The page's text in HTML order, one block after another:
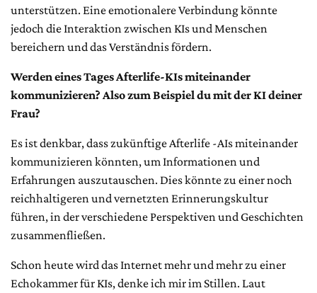
unterstützen. Eine emotionalere Verbindung könnte
jedoch die Interaktion zwischen KIs und Menschen
bereichern und das Verständnis fördern.
Werden eines Tages Afterlife-KIs miteinander
kommunizieren? Also zum Beispiel du mit der KI deiner
Frau?
Es ist denkbar, dass zukünftige Afterlife -AIs miteinander
kommunizieren könnten, um Informationen und
Erfahrungen auszutauschen. Dies könnte zu einer noch
reichhaltigeren und vernetzten Erinnerungskultur
führen, in der verschiedene Perspektiven und Geschichten
zusammenfließen.
Schon heute wird das Internet mehr und mehr zu einer
Echokammer für KIs, denke ich mir im Stillen. Laut